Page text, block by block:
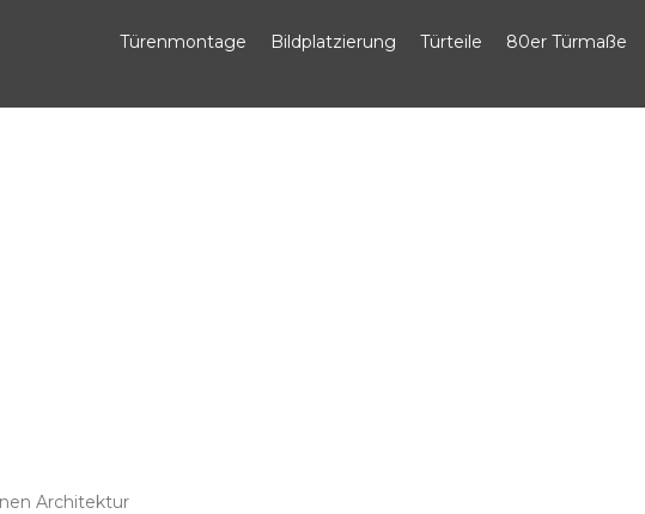
Türenmontage Bildplatzierung Türteile 80er Türmaße
Architektur